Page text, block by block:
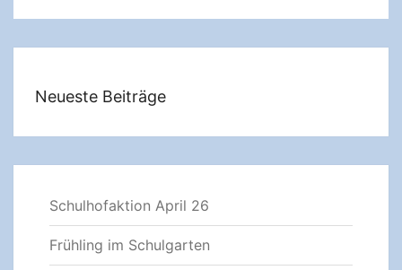
Neueste Beiträge
Schulhofaktion April 26
Frühling im Schulgarten